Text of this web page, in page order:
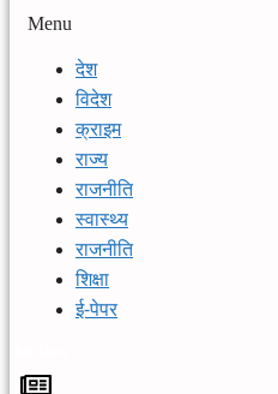
Menu
देश
विदेश
क्राइम
राज्य
राजनीति
स्वास्थ्य
राजनीति
शिक्षा
ई-पेपर